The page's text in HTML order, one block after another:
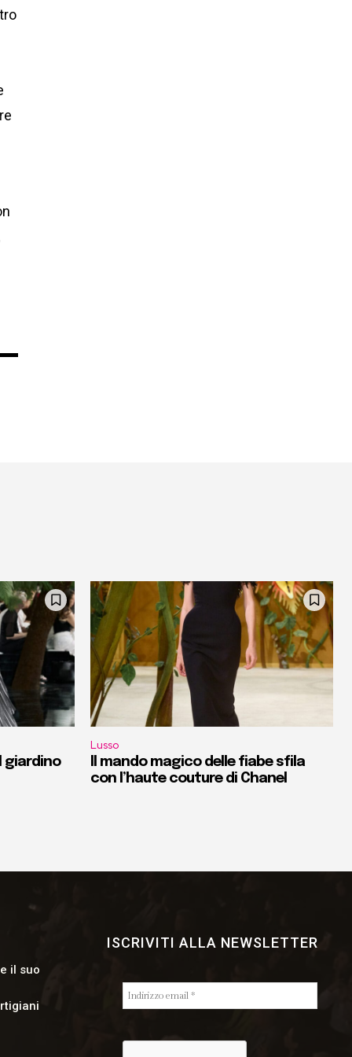
giardino
Lusso
Il mando magico delle fiabe sfila
con l’haute couture di Chanel
il suo
ISCRIVITI ALLA NEWSLETTER